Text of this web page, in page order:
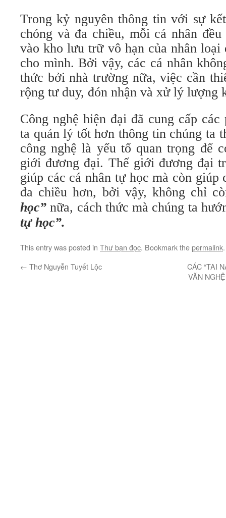
Trong kỷ nguyên thông tin với sự
chóng và đa chiều, mỗi cá nhân
vào kho lưu trữ vô hạn của nhân
cho mình. Bởi vậy, các cá nhân
thức bởi nhà trường nữa, việc cần
rộng tư duy, đón nhận và xử lý lượng
Công nghệ hiện đại đã cung cấp
ta quản lý tốt hơn thông tin chúng ta
công nghệ là yếu tố quan trọng để
giới đương đại. Thế giới đương đại
giúp các cá nhân tự học mà còn giúp
đa chiều hơn, bởi vậy, không chỉ
học” nữa, cách thức mà chúng ta
tự học”.
This entry was posted in Thư bạn đọc. Bookmark thepermalink.
← Thơ Nguyễn Tuyết Lộc
CÁC “TAI
VĂN